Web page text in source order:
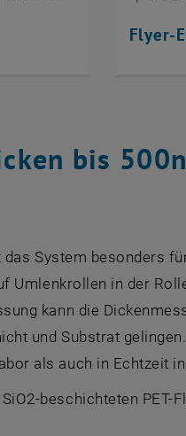
Flyer-
bis
System besonders
Umlenkrollen in der
kann die
und Substrat
als auch in Echtzeit
beschichteten PET-